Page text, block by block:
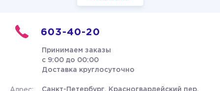
603-40-20
Принимаем заказы
с 9:00 до 00:00
Доставка круглосуточно
Санкт-Петербург, Красногвардейский пер.